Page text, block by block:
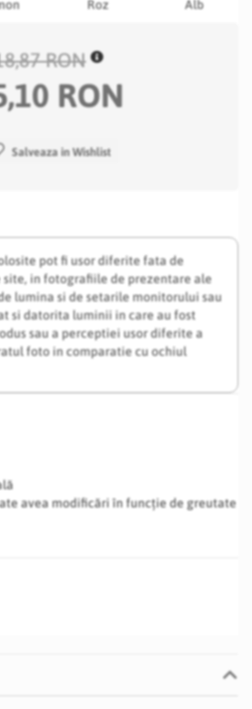
pot fi usor diferite fata de
in fotografiile de prezentare ale
lumina si de setarile monitorului sau
si datorita luminii in care au fost
sau a perceptiei usor diferite a
foto in comparatie cu ochiul
avea modificări în funcție de greutate
Roz Alb
RON
RON
Salveaza in Wishlist